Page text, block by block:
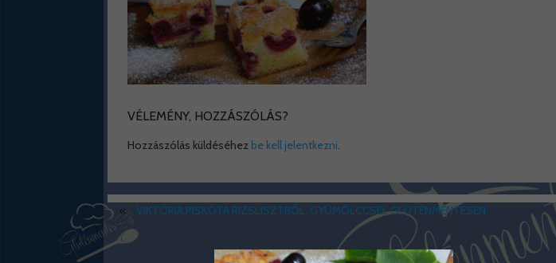
VÉLEMÉNY, HOZZÁSZÓLÁS?
Hozzászólás küldéséhez be kell jelentkezni
« VIKTÓRIA PISKÓTA RIZSLISZTBŐL, GYÜMÖLCCSEL GLUTÉNMENTESEN